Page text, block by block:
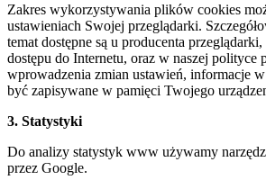
Zakres wykorzystywania plików cookies
ustawieniach Swojej przeglądarki.
temat dostępne są u producenta
dostępu do Internetu, oraz w naszej polityce
wprowadzenia zmian ustawień, informacje
być zapisywane w pamięci Twojego
3. Statystyki
Do analizy statystyk www używamy
przez Google.